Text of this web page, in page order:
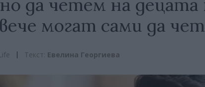
да четем на децата
могат сами да
Текст: Евелина Георгиева